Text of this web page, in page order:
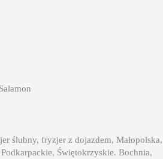
ślubny, fryzjer z dojazdem, Małopolska,
Świętokrzyskie. Bochnia,